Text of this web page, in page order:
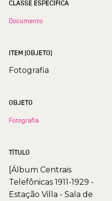
CLASSE ESPECÍFICA
Documento
ITEM (OBJETO)
Fotografia
OBJETO
Fotografia
TÍTULO
[Álbum Centrais
Telefônicas 1911-1929 -
Estação Villa - Sala de